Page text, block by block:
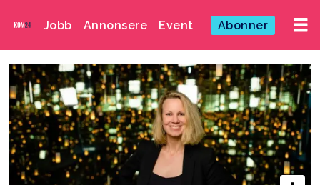
Jobb Annonsere Event Abonner
Emne:
whisky